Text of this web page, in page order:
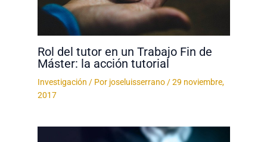
Rol del tutor en un Trabajo Fin de
Máster: la acción tutorial
Investigación / Por joseluisserrano /29 noviembre,
2017